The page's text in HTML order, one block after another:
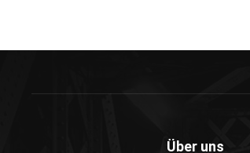
Über uns